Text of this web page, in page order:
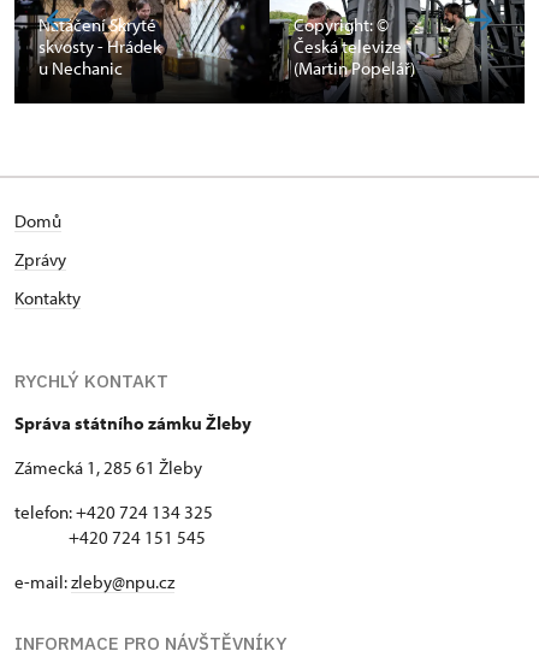
Natáčení Skryté
skvosty - Hrádek
u Nechanic
Copyright: ©
Česká televize
(Martin Popelář)
Domů
Zprávy
Kontakty
RYCHLÝ KONTAKT
Správa státního zámku Žleby
Zámecká 1, 285 61 Žleby
telefon: +420 724 134 325
+420 724 151 545
e-mail:zleby@npu.cz
INFORMACE PRO NÁVŠTĚVNÍKY